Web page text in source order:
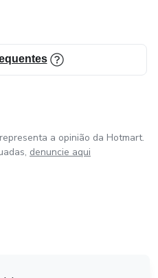
o próximo é necessário se
consiga sempre superar
no ser humano.
a opinião da Hotmart.
denuncie aqui